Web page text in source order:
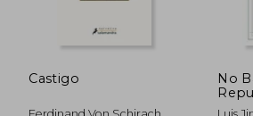
Castigo
No